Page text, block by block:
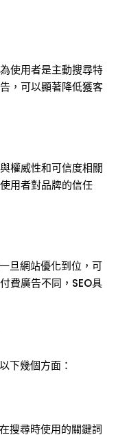
使用者是主動搜尋特
，可以顯著降低獲客
權威性和可信度相關
用者對品牌的信任
旦網站優化到位，可
費廣告不同，SEO具
下幾個方面：
搜尋時使用的關鍵詞